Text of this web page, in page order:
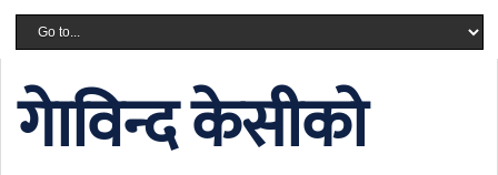
गाेविन्द केसीको